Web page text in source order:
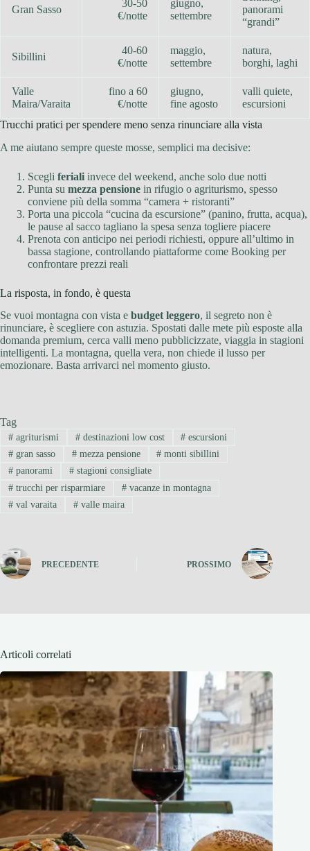
Gran Sasso
30-50
€/notte
giugno,
settembre
panorami
“grandi”
Sibillini
40-60
€/notte
maggio,
settembre
natura,
borghi, laghi
Valle
Maira/Varaita
fino a 60
€/notte
giugno,
fine agosto
valli quiete,
escursioni
Trucchi pratici per spendere meno senza rinunciare alla vista
A me aiutano sempre queste mosse, semplici ma decisive:
Scegli feriali invece del weekend, anche solo due notti
Punta su mezza pensione in rifugio o agriturismo, spesso
conviene più della somma “camera + ristoranti”
Porta una piccola “cucina da escursione” (panino, frutta, acqua),
le pause al sacco tagliano la spesa senza togliere piacere
Prenota con anticipo nei periodi richiesti, oppure all’ultimo in
bassa stagione, controllando piattaforme come Booking per
confrontare prezzi reali
La risposta, in fondo, è questa
Se vuoi montagna con vista e budget leggero, il segreto non è
rinunciare, è scegliere con astuzia. Spostati dalle mete più esposte alla
domanda premium, cerca valli meno pubblicizzate, viaggia in stagioni
intelligenti. La montagna, quella vera, non chiede il lusso per
emozionare. Basta arrivarci nel momento giusto.
Tag
#agriturismi #destinazioni low cost # escursioni
#gran sasso #mezza pensione # monti sibillini
#panorami #stagioni consigliate
#trucchi per risparmiare #vacanze in montagna
#val varaita #valle maira
PRECEDENTE PROSSIMO
Articoli correlati